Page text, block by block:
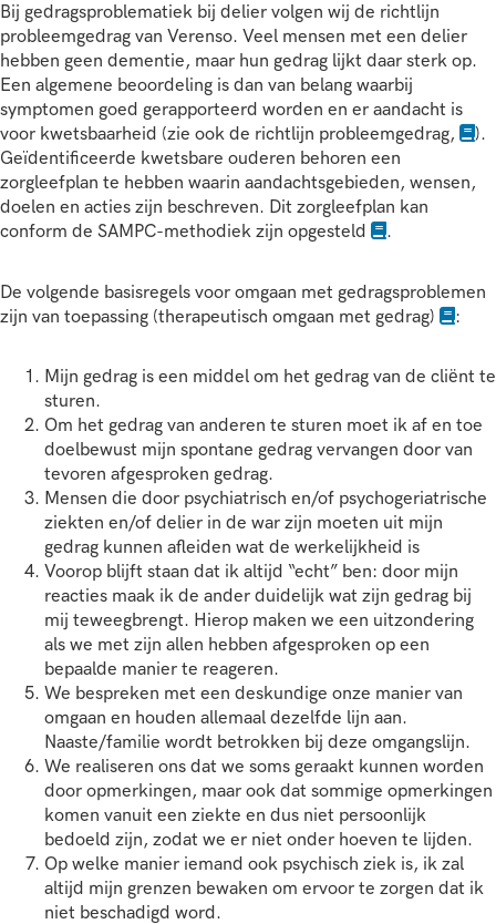
Bij gedragsproblematiek bij delier volgen wij de richtlijn
probleemgedrag van Verenso. Veel mensen met een delier
hebben geen dementie, maar hun gedrag lijkt daar sterk op.
Een algemene beoordeling is dan van belang waarbij
symptomen goed gerapporteerd worden en er aandacht is
voor kwetsbaarheid (zie ook de richtlijn probleemgedrag,
).
Geïdentificeerde kwetsbare ouderen behoren een
zorgleefplan te hebben waarin aandachtsgebieden, wensen,
doelen en acties zijn beschreven. Dit zorgleefplan kan
conform de SAMPC-methodiek zijn opgesteld
.
De volgende basisregels voor omgaan met gedragsproblemen
zijn van toepassing (therapeutisch omgaan met gedrag)
:
Mijn gedrag is een middel om het gedrag van de cliënt te
sturen.
Om het gedrag van anderen te sturen moet ik af en toe
doelbewust mijn spontane gedrag vervangen door van
tevoren afgesproken gedrag.
Mensen die door psychiatrisch en/of psychogeriatrische
ziekten en/of delier in de war zijn moeten uit mijn
gedrag kunnen afleiden wat de werkelijkheid is
Voorop blijft staan dat ik altijd “echt” ben: door mijn
reacties maak ik de ander duidelijk wat zijn gedrag bij
mij teweegbrengt. Hierop maken we een uitzondering
als we met zijn allen hebben afgesproken op een
bepaalde manier te reageren.
We bespreken met een deskundige onze manier van
omgaan en houden allemaal dezelfde lijn aan.
Naaste/familie wordt betrokken bij deze omgangslijn.
We realiseren ons dat we soms geraakt kunnen worden
door opmerkingen, maar ook dat sommige opmerkingen
komen vanuit een ziekte en dus niet persoonlijk
bedoeld zijn, zodat we er niet onder hoeven te lijden.
Op welke manier iemand ook psychisch ziek is, ik zal
altijd mijn grenzen bewaken om ervoor te zorgen dat ik
niet beschadigd word.